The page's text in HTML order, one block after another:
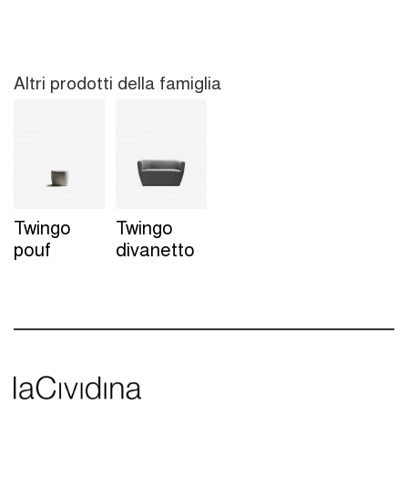
Altri prodotti della famiglia
Twingo
pouf
Twingo
divanetto